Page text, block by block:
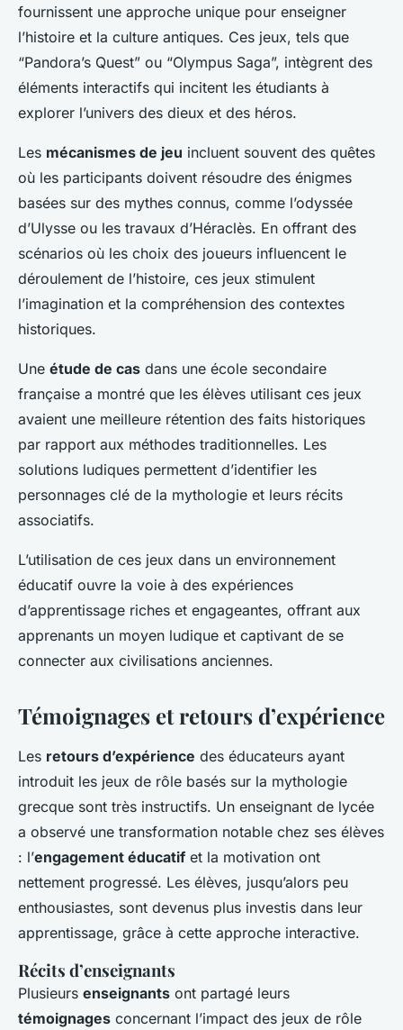
fournissent une approche unique pour enseigner
l’histoire et la culture antiques. Ces jeux, tels que
“Pandora’s Quest” ou “Olympus Saga”, intègrent des
éléments interactifs qui incitent les étudiants à
explorer l’univers des dieux et des héros.
Les mécanismes de jeu incluent souvent des quêtes
où les participants doivent résoudre des énigmes
basées sur des mythes connus, comme l’odyssée
d’Ulysse ou les travaux d’Héraclès. En offrant des
scénarios où les choix des joueurs influencent le
déroulement de l’histoire, ces jeux stimulent
l’imagination et la compréhension des contextes
historiques.
Une étude de cas dans une école secondaire
française a montré que les élèves utilisant ces jeux
avaient une meilleure rétention des faits historiques
par rapport aux méthodes traditionnelles. Les
solutions ludiques permettent d’identifier les
personnages clé de la mythologie et leurs récits
associatifs.
L’utilisation de ces jeux dans un environnement
éducatif ouvre la voie à des expériences
d’apprentissage riches et engageantes, offrant aux
apprenants un moyen ludique et captivant de se
connecter aux civilisations anciennes.
Témoignages et retours d’expérience
Les retours d’expérience des éducateurs ayant
introduit les jeux de rôle basés sur la mythologie
grecque sont très instructifs. Un enseignant de lycée
a observé une transformation notable chez ses élèves
: l’engagement éducatif et la motivation ont
nettement progressé. Les élèves, jusqu’alors peu
enthousiastes, sont devenus plus investis dans leur
apprentissage, grâce à cette approche interactive.
Récits d’enseignants
Plusieurs enseignants ont partagé leurs
témoignages concernant l’impact des jeux de rôle